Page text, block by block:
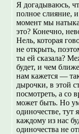
Я догадываюсь,
полное слияние,
момент мы
это? Конечно,
Нель, которая
не открыть,
ты ей сказала?
будет, и чем
нам кажется —
дырочки, в этой
посмотреть, а со
может быть. Но
одиночестве, тут
каждому из нас
одиночества не